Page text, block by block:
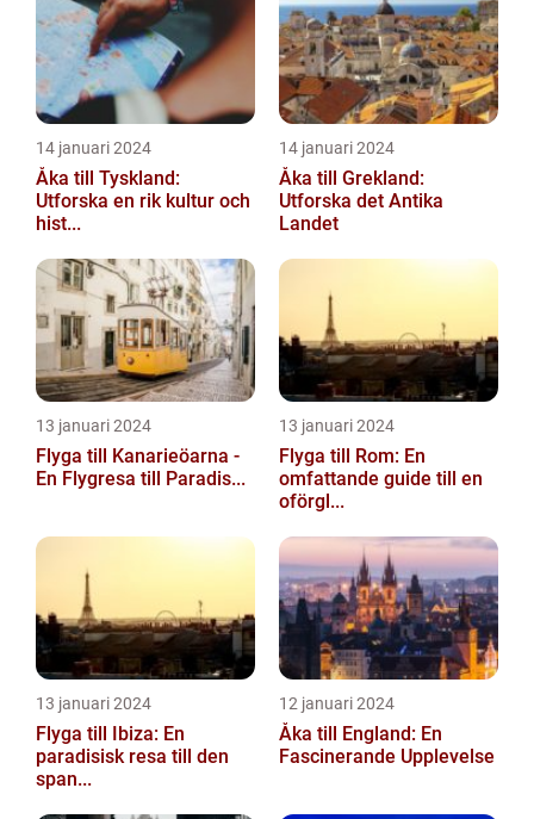
14 januari 2024
Åka till Tyskland:
Utforska en rik kultur och
hist...
14 januari 2024
Åka till Grekland:
Utforska det Antika
Landet
13 januari 2024
Flyga till Kanarieöarna -
En Flygresa till Paradis...
13 januari 2024
Flyga till Rom: En
omfattande guide till en
oförgl...
13 januari 2024
Flyga till Ibiza: En
paradisisk resa till den
span...
12 januari 2024
Åka till England: En
Fascinerande Upplevelse